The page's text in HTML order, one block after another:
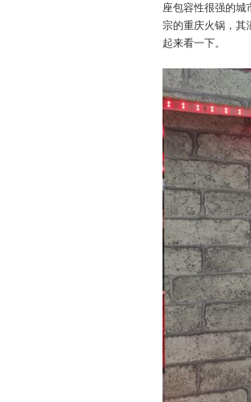
座包容性很强的城
宗的重庆火锅，其
起来看一下。